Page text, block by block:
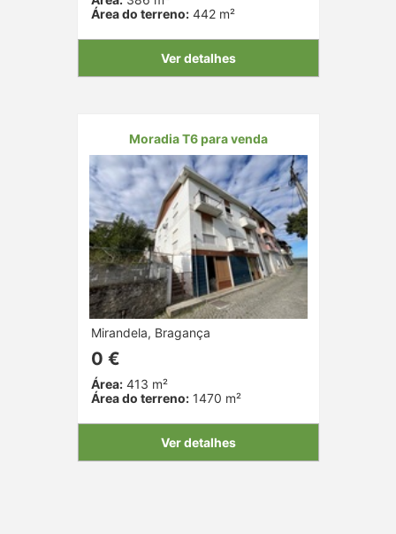
Área do terreno:442 m²
Ver detalhes
Moradia T6 para venda
Mirandela, Bragança
0 €
Área:413 m²
Área do terreno:1470 m²
Ver detalhes